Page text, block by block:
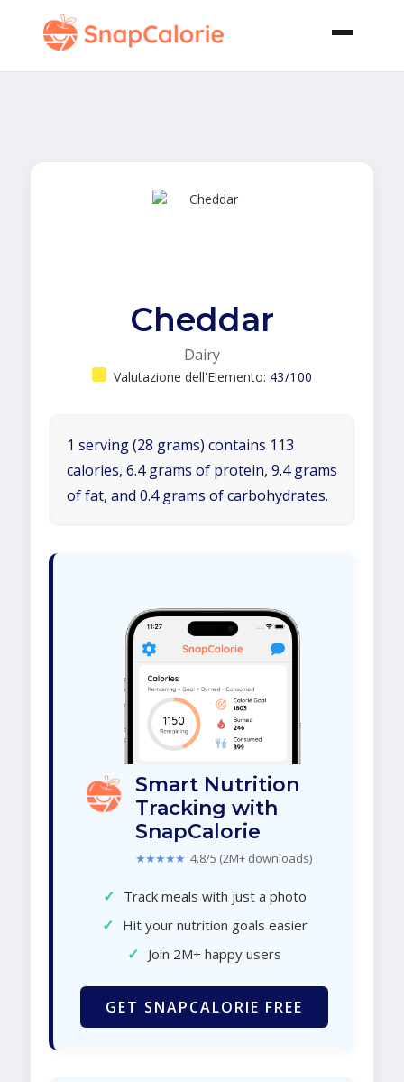
Cheddar
Dairy
Valutazione dell'Elemento: 43/100
1 serving (28 grams) contains 113
calories, 6.4 grams of protein, 9.4 grams
of fat, and 0.4 grams of carbohydrates.
Smart Nutrition
Tracking with
SnapCalorie
★★★★★ 4.8/5 (2M+ downloads)
✓ Track meals with just a photo
✓ Hit your nutrition goals easier
✓ Join 2M+ happy users
GET SNAPCALORIE FREE